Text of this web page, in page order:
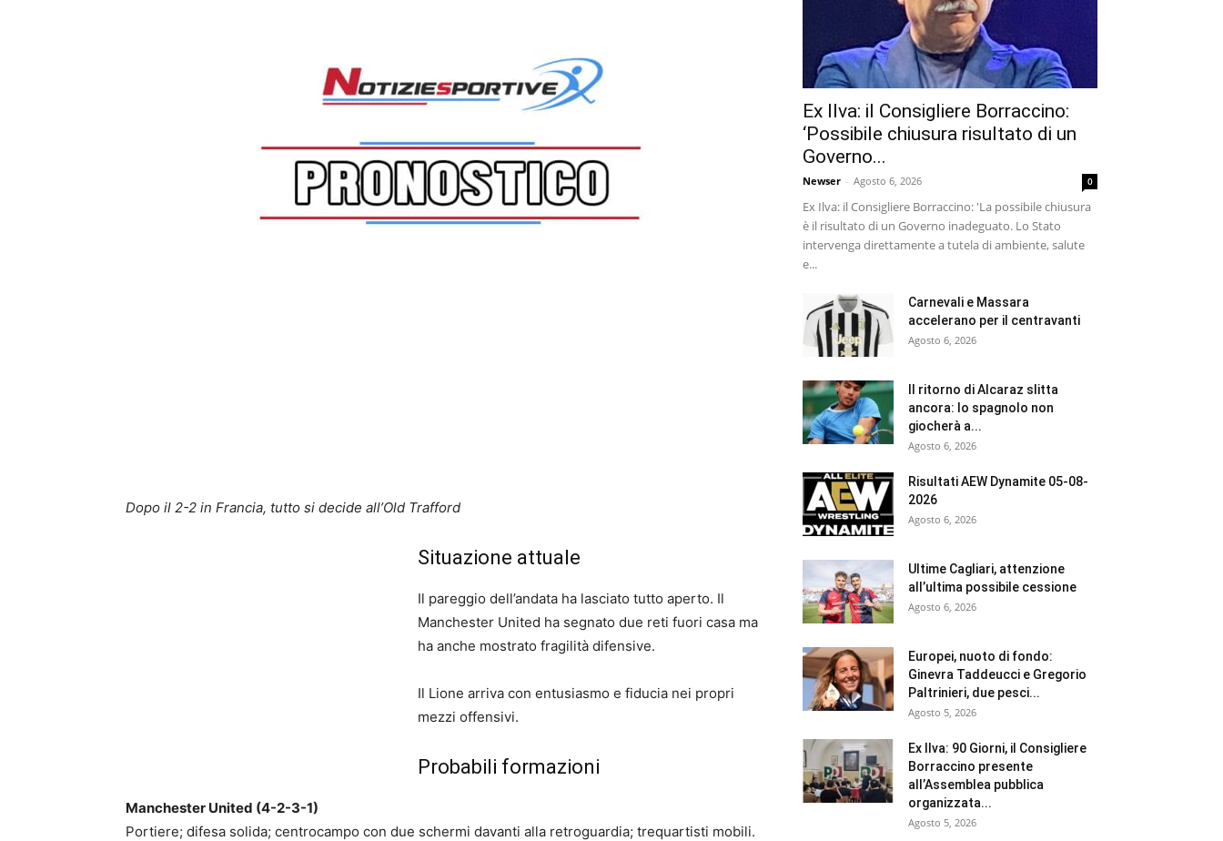
Dopo il 2-2 in Francia, tutto si decide all’Old Trafford
Situazione attuale
Il pareggio dell’andata ha lasciato tutto aperto. Il
Manchester United ha segnato due reti fuori casa ma
ha anche mostrato fragilità difensive.
Il Lione arriva con entusiasmo e fiducia nei propri
mezzi offensivi.
Probabili formazioni
Manchester United (4-2-3-1)
Portiere; difesa solida; centrocampo con due schermi davanti alla retroguardia; trequartisti mobili.
Ex Ilva: il Consigliere Borraccino:
‘Possibile chiusura risultato di un
Governo...
Newser - Agosto 6, 2026 0
Ex Ilva: il Consigliere Borraccino: 'La possibile chiusura
è il risultato di un Governo inadeguato. Lo Stato
intervenga direttamente a tutela di ambiente, salute
e...
Carnevali e Massara
accelerano per il centravanti
Agosto 6, 2026
Il ritorno di Alcaraz slitta
ancora: lo spagnolo non
giocherà a...
Agosto 6, 2026
Risultati AEW Dynamite 05-08-
2026
Agosto 6, 2026
Ultime Cagliari, attenzione
all’ultima possibile cessione
Agosto 6, 2026
Europei, nuoto di fondo:
Ginevra Taddeucci e Gregorio
Paltrinieri, due pesci...
Agosto 5, 2026
Ex Ilva: 90 Giorni, il Consigliere
Borraccino presente
all’Assemblea pubblica
organizzata...
Agosto 5, 2026